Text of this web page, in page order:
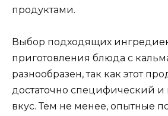
продуктами.
Выбор подходящих
приготовления блюда с
разнообразен, так как этот
достаточно специфический и
вкус. Тем не менее, опытные